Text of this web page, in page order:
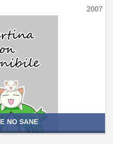
2007
NO SANE